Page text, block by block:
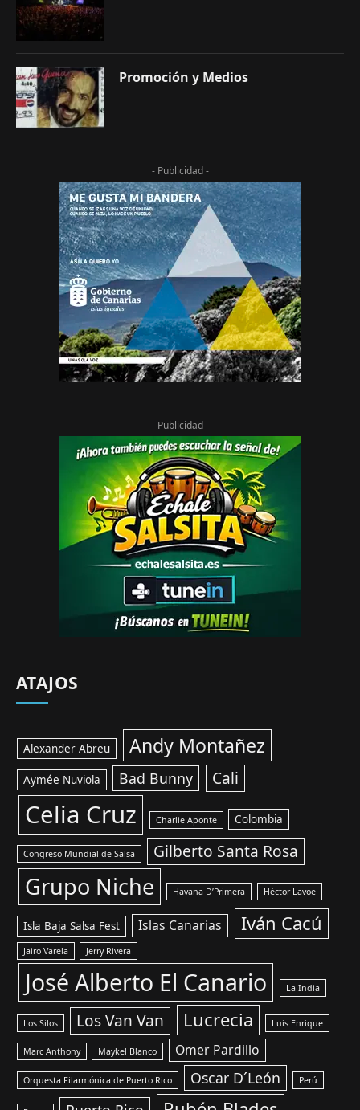
Promoción y Medios
- Publicidad -
- Publicidad -
ATAJOS
Alexander Abreu Andy Montañez
Aymée Nuviola Bad Bunny Cali
Celia Cruz Charlie Aponte Colombia
Congreso Mundial de Salsa Gilberto Santa Rosa
Grupo Niche Havana D’Primera Héctor Lavoe
Isla Baja Salsa Fest Islas Canarias Iván Cacú
Jairo Varela Jerry Rivera
José Alberto El Canario La India
Los Silos Los Van Van Lucrecia Luis Enrique
Marc Anthony Maykel Blanco Omer Pardillo
Orquesta Filarmónica de Puerto Rico Oscar D´León Perú